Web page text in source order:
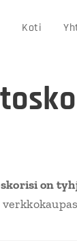
Koti
on